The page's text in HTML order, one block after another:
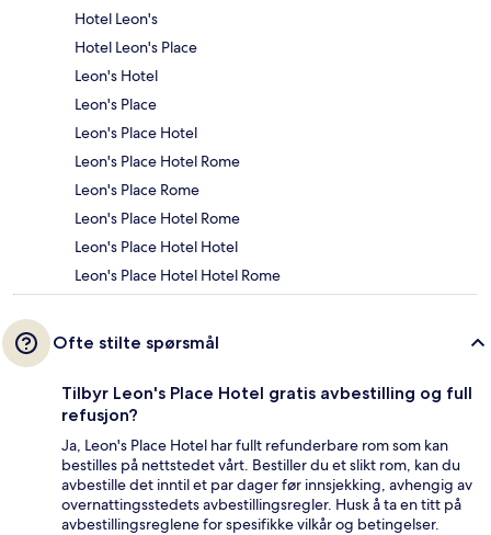
Hotel Leon's
Hotel Leon's Place
Leon's Hotel
Leon's Place
Leon's Place Hotel
Leon's Place Hotel Rome
Leon's Place Rome
Leon's Place Hotel Rome
Leon's Place Hotel Hotel
Leon's Place Hotel Hotel Rome
Ofte stilte spørsmål
Tilbyr Leon's Place Hotel gratis avbestilling og full
refusjon?
Ja, Leon's Place Hotel har fullt refunderbare rom som kan
bestilles på nettstedet vårt. Bestiller du et slikt rom, kan du
avbestille det inntil et par dager før innsjekking, avhengig av
overnattingsstedets avbestillingsregler. Husk å ta en titt på
avbestillingsreglene for spesifikke vilkår og betingelser.